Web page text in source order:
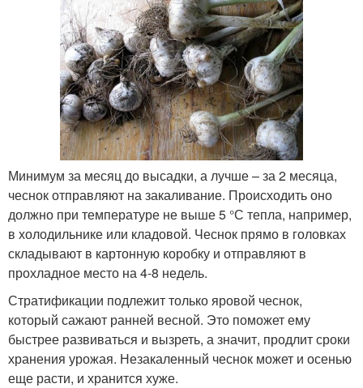
Минимум за месяц до высадки, а лучше – за 2 месяца,
чеснок отправляют на закаливание. Происходить оно
должно при температуре не выше 5 °С тепла, например,
в холодильнике или кладовой. Чеснок прямо в головках
складывают в картонную коробку и отправляют в
прохладное место на 4-8 недель.
Стратификации подлежит только яровой чеснок,
который сажают ранней весной. Это поможет ему
быстрее развиваться и вызреть, а значит, продлит сроки
хранения урожая. Незакаленный чеснок может и осенью
еще расти, и хранится хуже.